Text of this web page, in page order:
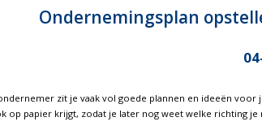
Ondernemingsplan
zit je vaak vol goede plannen en ideeën
op papier krijgt, zodat je later nog weet welke richting